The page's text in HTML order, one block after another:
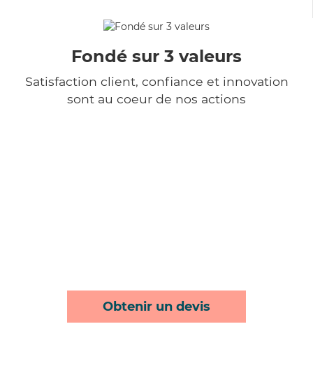
Fondé sur 3 valeurs
Satisfaction client, confiance et innovation
sont au coeur de nos actions
Obtenir un devis